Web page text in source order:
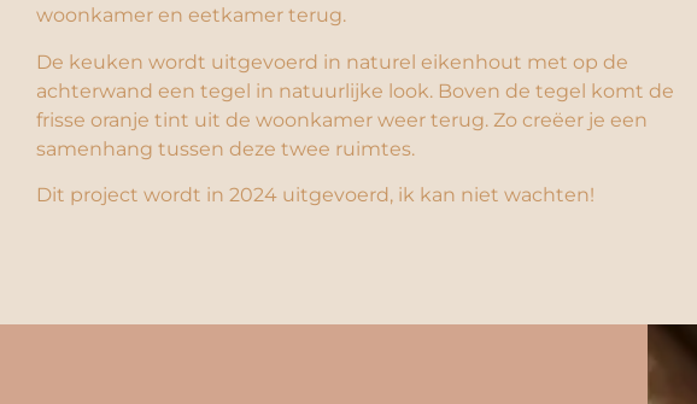
woonkamer en eetkamer terug.
De keuken wordt uitgevoerd in naturel eikenhout met op de
achterwand een tegel in natuurlijke look. Boven de tegel komt de
frisse oranje tint uit de woonkamer weer terug. Zo creëer je een
samenhang tussen deze twee ruimtes.
Dit project wordt in 2024 uitgevoerd, ik kan niet wachten!